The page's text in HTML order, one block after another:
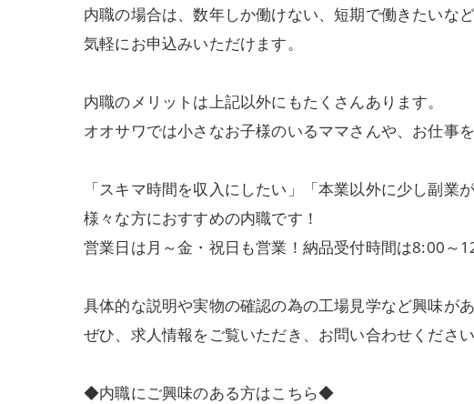
内職の場合は、数年しか働けない、短期で働きたいな
気軽にお申込みいただけます。
内職のメリットは上記以外にもたくさんあります。
オオサワでは小さなお子様のいるママさんや、お仕事
「スキマ時間を収入にしたい」「本業以外に少し副業
様々な方におすすめの内職です！
営業日は月～金・祝日も営業！納品受付時間は8:00～
具体的な説明や実物の確認の為の工場見学など興味が
ぜひ、求人情報をご覧いただき、お問い合わせください
◆内職にご興味のある方はこちら◆